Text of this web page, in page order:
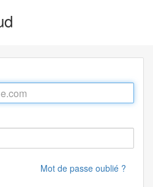
Mot de passe oublié ?